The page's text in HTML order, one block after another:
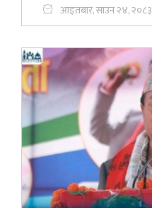
आइतबार, साउन २४, २०८३